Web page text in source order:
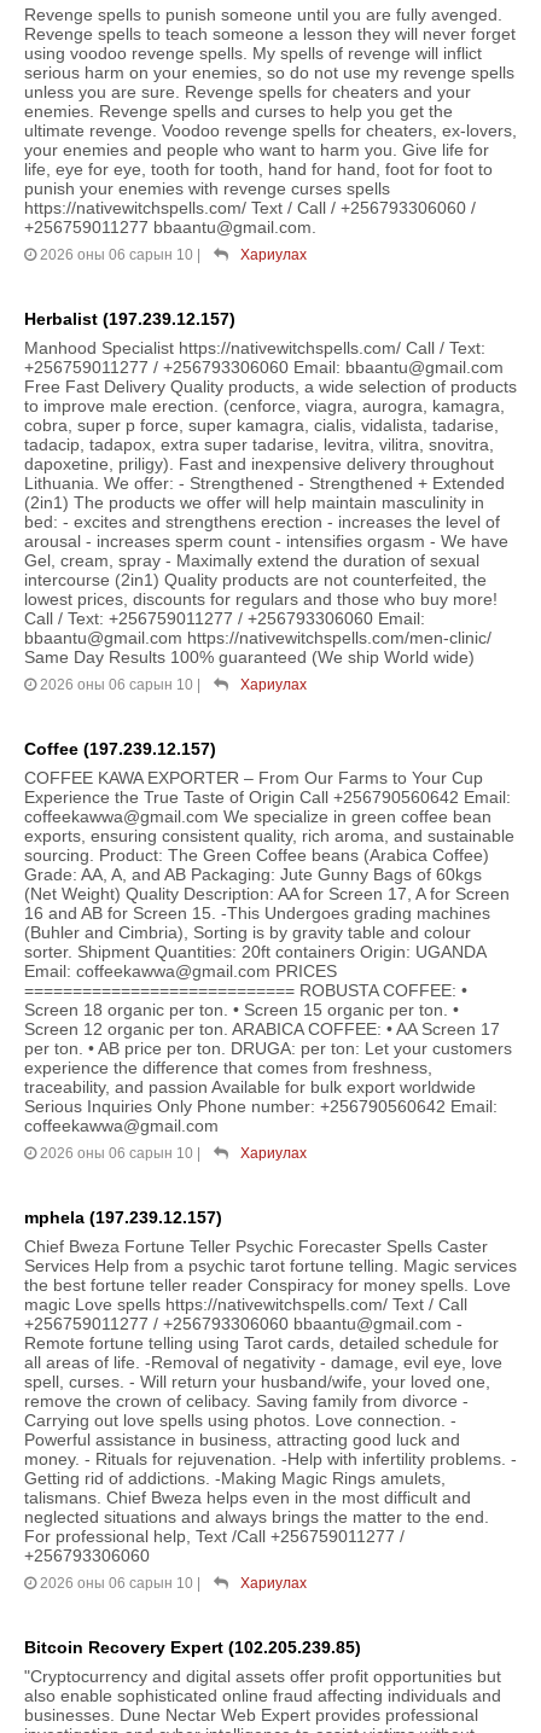
Revenge spells to punish someone until you are fully avenged.
Revenge spells to teach someone a lesson they will never forget
using voodoo revenge spells. My spells of revenge will inflict
serious harm on your enemies, so do not use my revenge spells
unless you are sure. Revenge spells for cheaters and your
enemies. Revenge spells and curses to help you get the
ultimate revenge. Voodoo revenge spells for cheaters, ex-lovers,
your enemies and people who want to harm you. Give life for
life, eye for eye, tooth for tooth, hand for hand, foot for foot to
punish your enemies with revenge curses spells
https://nativewitchspells.com/ Text / Call / +256793306060 /
+256759011277 bbaantu@gmail.com.
2026 оны 06 сарын 10 Хариулах
Herbalist (197.239.12.157)
Manhood Specialist https://nativewitchspells.com/ Call / Text:
+256759011277 / +256793306060 Email: bbaantu@gmail.com
Free Fast Delivery Quality products, a wide selection of products
to improve male erection. (cenforce, viagra, aurogra, kamagra,
cobra, super p force, super kamagra, cialis, vidalista, tadarise,
tadacip, tadapox, extra super tadarise, levitra, vilitra, snovitra,
dapoxetine, priligy). Fast and inexpensive delivery throughout
Lithuania. We offer: - Strengthened - Strengthened + Extended
(2in1) The products we offer will help maintain masculinity in
bed: - excites and strengthens erection - increases the level of
arousal - increases sperm count - intensifies orgasm - We have
Gel, cream, spray - Maximally extend the duration of sexual
intercourse (2in1) Quality products are not counterfeited, the
lowest prices, discounts for regulars and those who buy more!
Call / Text: +256759011277 / +256793306060 Email:
bbaantu@gmail.com https://nativewitchspells.com/men-clinic/
Same Day Results 100% guaranteed (We ship World wide)
2026 оны 06 сарын 10 Хариулах
Coffee (197.239.12.157)
COFFEE KAWA EXPORTER – From Our Farms to Your Cup
Experience the True Taste of Origin Call +256790560642 Email:
coffeekawwa@gmail.com We specialize in green coffee bean
exports, ensuring consistent quality, rich aroma, and sustainable
sourcing. Product: The Green Coffee beans (Arabica Coffee)
Grade: AA, A, and AB Packaging: Jute Gunny Bags of 60kgs
(Net Weight) Quality Description: AA for Screen 17, A for Screen
16 and AB for Screen 15. -This Undergoes grading machines
(Buhler and Cimbria), Sorting is by gravity table and colour
sorter. Shipment Quantities: 20ft containers Origin: UGANDA
Email: coffeekawwa@gmail.com PRICES
============================ ROBUSTA COFFEE: •⁠
⁠Screen 18 organic per ton. •⁠ ⁠Screen 15 organic per ton. •⁠
⁠Screen 12 organic per ton. ARABICA COFFEE: •⁠ ⁠AA Screen 17
per ton. •⁠ ⁠AB price per ton. DRUGA: per ton: Let your customers
experience the difference that comes from freshness,
traceability, and passion Available for bulk export worldwide
Serious Inquiries Only Phone number: +256790560642 Email:
coffeekawwa@gmail.com
2026 оны 06 сарын 10 Хариулах
mphela (197.239.12.157)
Chief Bweza Fortune Teller Psychic Forecaster Spells Caster
Services Help from a psychic tarot fortune telling. Magic services
the best fortune teller reader Conspiracy for money spells. Love
magic Love spells https://nativewitchspells.com/ Text / Call
+256759011277 / +256793306060 bbaantu@gmail.com -
Remote fortune telling using Tarot cards, detailed schedule for
all areas of life. -Removal of negativity - damage, evil eye, love
spell, curses. - Will return your husband/wife, your loved one,
remove the crown of celibacy. Saving family from divorce -
Carrying out love spells using photos. Love connection. -
Powerful assistance in business, attracting good luck and
money. - Rituals for rejuvenation. -Help with infertility problems. -
Getting rid of addictions. -Making Magic Rings amulets,
talismans. Chief Bweza helps even in the most difficult and
neglected situations and always brings the matter to the end.
For professional help, Text /Call +256759011277 /
+256793306060
2026 оны 06 сарын 10 Хариулах
Bitcoin Recovery Expert (102.205.239.85)
"Cryptocurrency and digital assets offer profit opportunities but
also enable sophisticated online fraud affecting individuals and
businesses. Dune Nectar Web Expert provides professional